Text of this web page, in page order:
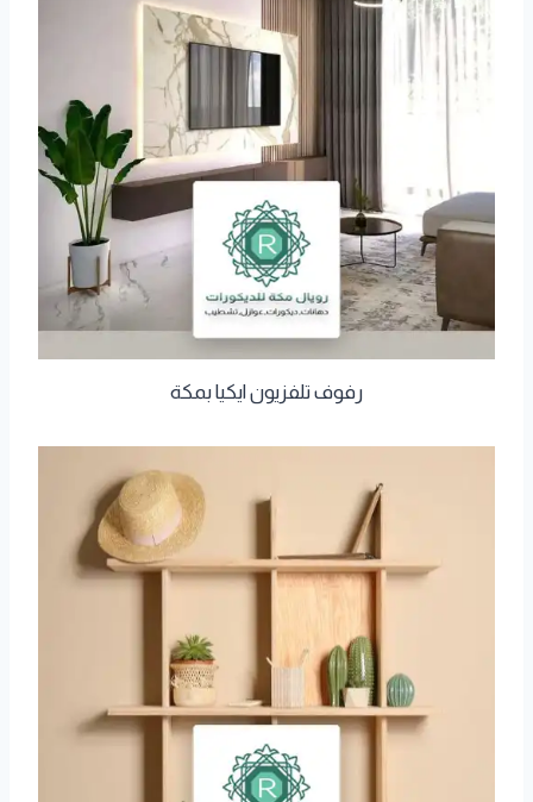
رفوف تلفزيون ايكيا بمكة